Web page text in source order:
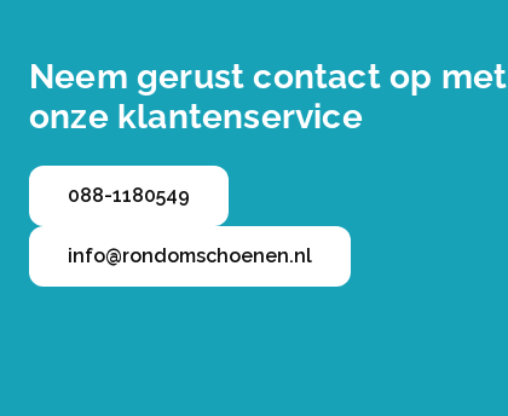
Neem gerust contact op met
onze klantenservice
088-1180549
info@rondomschoenen.nl